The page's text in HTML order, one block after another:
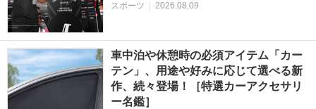
スポーツ 2026.08.09
車中泊や休憩時の必須アイテム「カー
テン」、用途や好みに応じて選べる新
作、続々登場！［特選カーアクセサリ
ー名鑑］